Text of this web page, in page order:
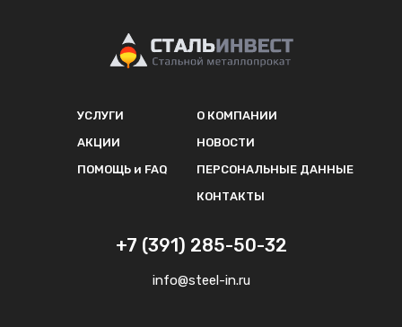
УСЛУГИ
АКЦИИ
ПОМОЩЬ и FAQ
О КОМПАНИИ
НОВОСТИ
ПЕРСОНАЛЬНЫЕ ДАННЫЕ
КОНТАКТЫ
+7 (391) 285-50-32
info@steel-in.ru